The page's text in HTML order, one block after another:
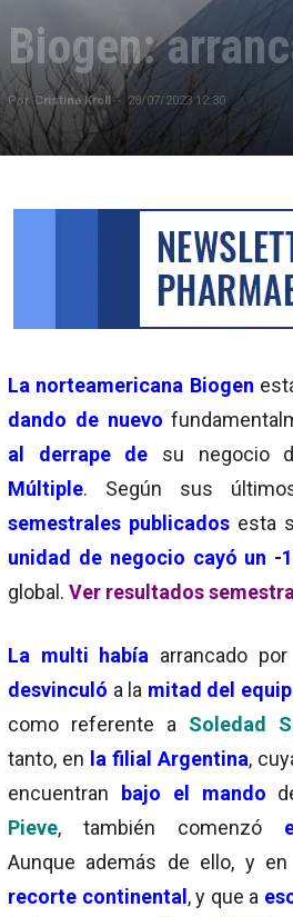
Biogen:
Por Cristina Kroll - 28/07/2023 12:30
La norteamericana Biogen
dando de nuevo
al derrape de su negocio
Múltiple. Según sus
semestrales publicados esta
unidad de negocio cayó un -
global. Ver resultados
La multi había arrancado por
desvinculó a la mitad del
como referente a Soledad
tanto, en la filial Argentina,
encuentran bajo el mando
Pieve, también comenzó
Aunque además de ello, y
recorte continental, y que a